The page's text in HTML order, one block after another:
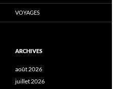
VOYAGES
ARCHIVES
août 2026
juillet 2026